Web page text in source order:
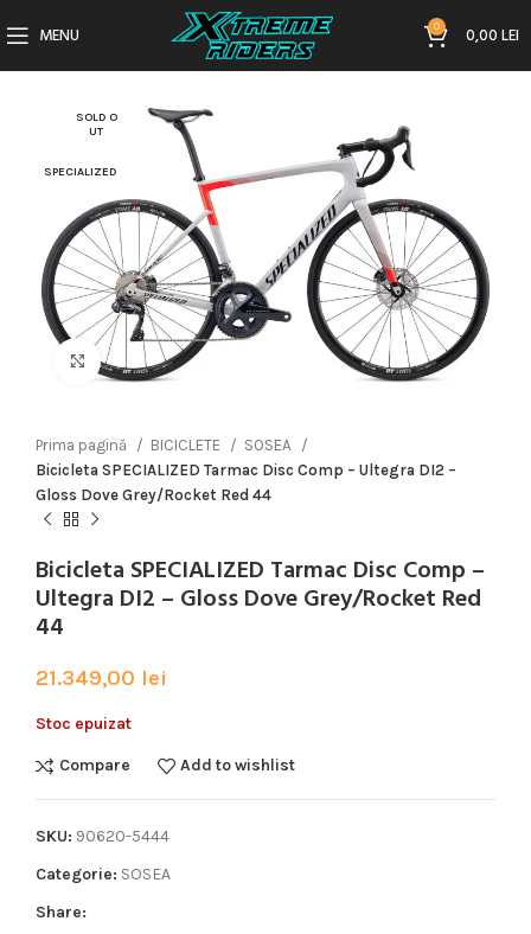
MENU 0 0,00LEI
SOLD O
UT
SPECIALIZED
Click to enlarge
Prima pagină BICICLETE
SOSEA
Bicicleta SPECIALIZED Tarmac Disc Comp – Ultegra DI2 –
Gloss Dove Grey/Rocket Red 44
Bicicleta SPECIALIZED Tarmac Disc Comp –
Ultegra DI2 – Gloss Dove Grey/Rocket Red
44
21.349,00 lei
Stoc epuizat
Compare Add to wishlist
SKU: 90620-5444
Categorie: SOSEA
Share: